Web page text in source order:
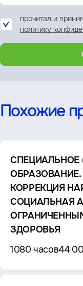
прочитал и
политику
Похожие
СПЕЦИАЛЬНОЕ
КОРРЕКЦИЯ
СОЦИАЛЬНАЯ
ЗДОРОВЬЯ
1080 часов44